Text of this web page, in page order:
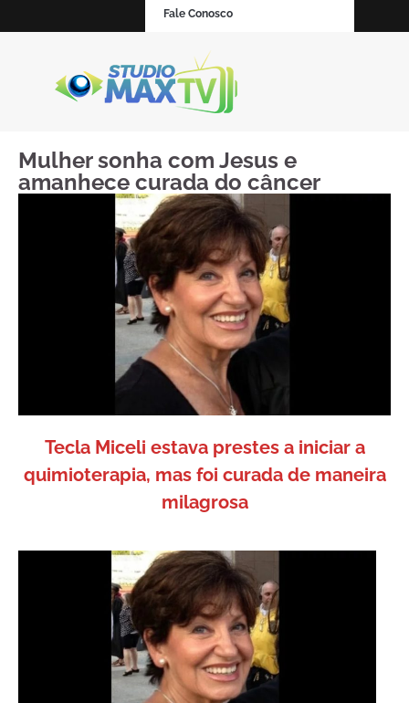
Fale Conosco
Mulher sonha com Jesus e
amanhece curada do câncer
Tecla Miceli estava prestes a iniciar a
quimioterapia, mas foi curada de maneira
milagrosa